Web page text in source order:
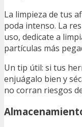
La limpieza de tus
poda intenso. La
uso, dedicate a
partículas más
Un tip útil: si tus
enjuágalo bien y
no corran riesgos